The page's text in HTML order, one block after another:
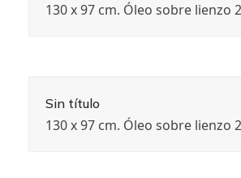
130 x 97 cm. Óleo sobre lienzo
Sin título
130 x 97 cm. Óleo sobre lienzo